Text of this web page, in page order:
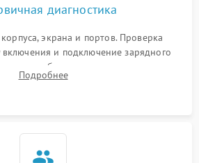
диагностика
экрана и портов. Проверка
и подключение зарядного
потребления тока с помощью
питания для локализации проблемы.
Подробнее